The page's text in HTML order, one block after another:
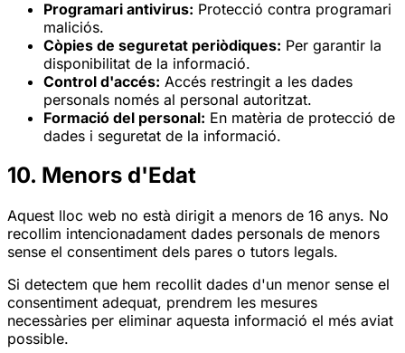
Programari antivirus: Protecció contra programari
maliciós.
Còpies de seguretat periòdiques: Per garantir la
disponibilitat de la informació.
Control d'accés: Accés restringit a les dades
personals només al personal autoritzat.
Formació del personal: En matèria de protecció de
dades i seguretat de la informació.
10. Menors d'Edat
Aquest lloc web no està dirigit a menors de 16 anys. No
recollim intencionadament dades personals de menors
sense el consentiment dels pares o tutors legals.
Si detectem que hem recollit dades d'un menor sense el
consentiment adequat, prendrem les mesures
necessàries per eliminar aquesta informació el més aviat
possible.